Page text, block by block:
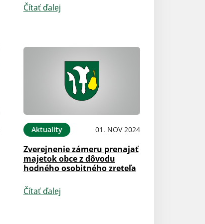
Čítať ďalej
Aktuality 01. NOV 2024
Zverejnenie zámeru prenajať
majetok obce z dôvodu
hodného osobitného zreteľa
Čítať ďalej